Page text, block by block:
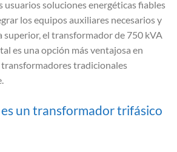
usuarios soluciones energéticas fiables
los equipos auxiliares necesarios y
superior, el transformador de 750 kVA
es una opción más ventajosa en
tradicionales
es un transformador trifásico